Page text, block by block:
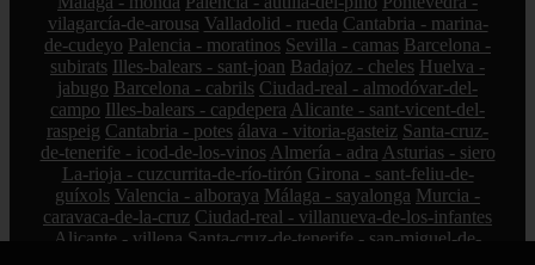
vilagarcía-de-arousa Valladolid - rueda Cantabria - marina-
de-cudeyo Palencia - moratinos Sevilla - camas Barcelona -
subirats Illes-balears - sant-joan Badajoz - cheles Huelva -
jabugo Barcelona - cabrils Ciudad-real - almodóvar-del-
campo Illes-balears - capdepera Alicante - sant-vicent-del-
raspeig Cantabria - potes álava - vitoria-gasteiz Santa-cruz-
de-tenerife - icod-de-los-vinos Almería - adra Asturias - siero
La-rioja - cuzcurrita-de-río-tirón Girona - sant-feliu-de-
guíxols Valencia - alboraya Málaga - sayalonga Murcia -
caravaca-de-la-cruz Ciudad-real - villanueva-de-los-infantes
Alicante - villena Santa-cruz-de-tenerife - san-miguel-de-